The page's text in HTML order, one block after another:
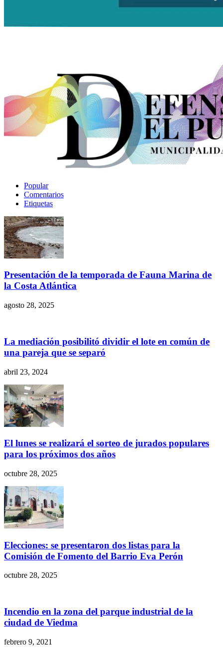
Popular
Comentarios
Etiquetas
Presentación de la temporada de Fauna Marina de
la Costa Atlántica
agosto 28, 2025
La mediación posibilitó dividir el lote en común de
una pareja que se separó
abril 23, 2024
El lunes se realizará el sorteo de jurados populares
para los próximos dos años
octubre 28, 2025
Elecciones: se presentaron dos listas para la
Comisión de Fomento del Barrio Eva Perón
octubre 28, 2025
Incendio en la zona del parque industrial de la
ciudad de Viedma
febrero 9, 2021